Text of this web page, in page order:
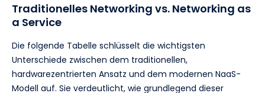
Traditionelles Networking vs. Networking as
a Service
Die folgende Tabelle schlüsselt die wichtigsten
Unterschiede zwischen dem traditionellen,
hardwarezentrierten Ansatz und dem modernen NaaS-
Modell auf. Sie verdeutlicht, wie grundlegend dieser